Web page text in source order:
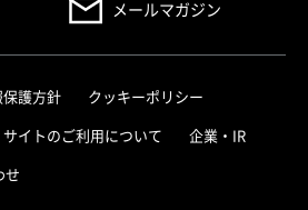
メールマガジン
保護方針 クッキーポリシー
サイトのご利用について 企業・IR
せ